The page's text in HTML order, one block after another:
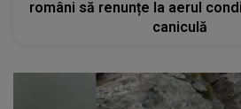
români să renunțe la aerul
caniculă